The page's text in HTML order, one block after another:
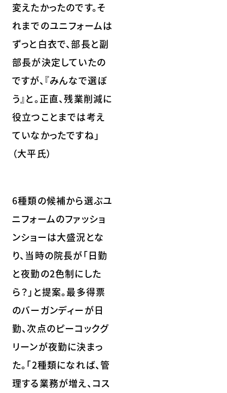
変えたかったのです。そ
れまでのユニフォームは
ずっと白衣で、部長と副
部長が決定していたの
ですが、『みんなで選ぼ
う』と。正直、残業削減に
役立つことまでは考え
ていなかったですね」
（大平氏）
6種類の候補から選ぶユ
ニフォームのファッショ
ンショーは大盛況とな
り、当時の院長が「日勤
と夜勤の2色制にした
ら？」と提案。最多得票
のバーガンディーが日
勤、次点のピーコックグ
リーンが夜勤に決まっ
た。「2種類になれば、管
理する業務が増え、コス